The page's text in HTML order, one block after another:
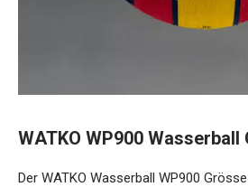
WATKO WP900 Wasserball
Der WATKO Wasserball WP900